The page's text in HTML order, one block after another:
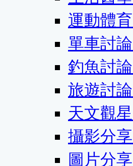
運動體育
單車討論
釣魚討論
旅遊討論
天文觀星
攝影分享
圖片分享